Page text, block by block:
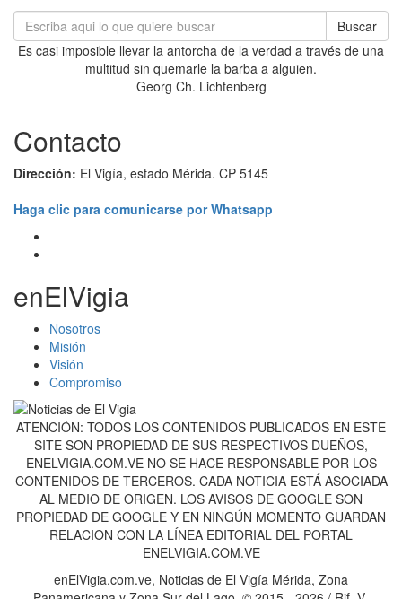
Buscar
Es casi imposible llevar la antorcha de la verdad a través de una
multitud sin quemarle la barba a alguien.
Georg Ch. Lichtenberg
Contacto
Dirección: El Vigía, estado Mérida. CP 5145
Haga clic para comunicarse por Whatsapp
enElVigia
Nosotros
Misión
Visión
Compromiso
ATENCIÓN: TODOS LOS CONTENIDOS PUBLICADOS EN ESTE
SITE SON PROPIEDAD DE SUS RESPECTIVOS DUEÑOS,
ENELVIGIA.COM.VE NO SE HACE RESPONSABLE POR LOS
CONTENIDOS DE TERCEROS. CADA NOTICIA ESTÁ ASOCIADA
AL MEDIO DE ORIGEN. LOS AVISOS DE GOOGLE SON
PROPIEDAD DE GOOGLE Y EN NINGÚN MOMENTO GUARDAN
RELACION CON LA LÍNEA EDITORIAL DEL PORTAL
ENELVIGIA.COM.VE
enElVigia.com.ve, Noticias de El Vigía Mérida, Zona